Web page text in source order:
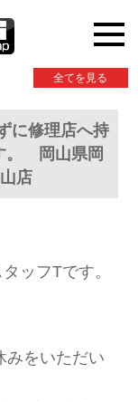
全てを見る
に修理店へ持
。 岡山県岡
店
ッフTです。
みをいただい